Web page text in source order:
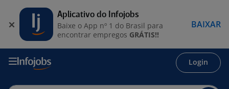
Login
Aplicativo do Infojobs
Baixe o App nº 1 do Brasil para
encontrar empregos GRÁTIS!!
BAIXAR